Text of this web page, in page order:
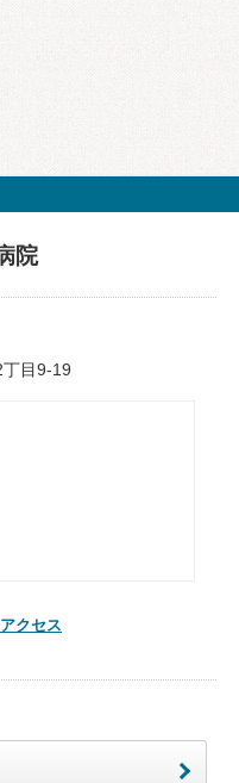
院
目9-19
クセス